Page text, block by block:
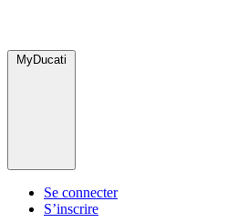
MyDucati
Se connecter
S’inscrire